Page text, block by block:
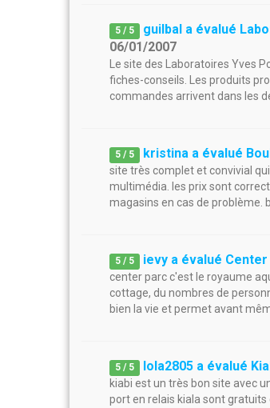
5 / 5 guilbal a évalué
06/01/2007
Le site des Laboratoires Yves
fiches-conseils. Les produits
commandes arrivent dans les
5 / 5 kristina a évalué
site très complet et convivial
multimédia. les prix sont
magasins en cas de problème.
5 / 5 ievy a évalué
center parc c'est le royaume
cottage, du nombres de
bien la vie et permet avant
5 / 5 lola2805 a évalué
kiabi est un très bon site avec
port en relais kiala sont